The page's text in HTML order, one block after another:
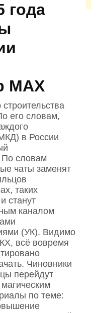
года
MAX
его словам,
в России
По словам
чаты заменят
таких
станут
каналом
(УК). Видимо
всё вовремя
Чиновники
перейдут
по теме: